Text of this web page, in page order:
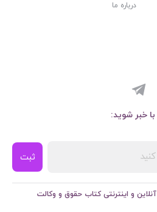
درباره ما
خبر شوید:
ثبت
و اینترنتی کتاب حقوق و وکالت